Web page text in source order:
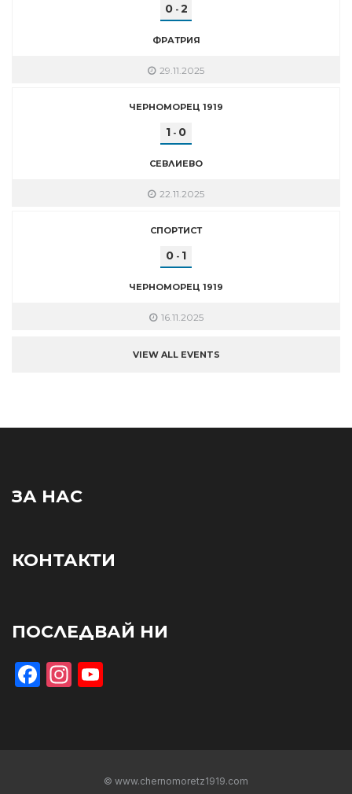
0- 2
ФРАТРИЯ
29.11.2025
ЧЕРНОМОРЕЦ 1919
1 - 0
СЕВЛИЕВО
22.11.2025
СПОРТИСТ
0 - 1
ЧЕРНОМОРЕЦ 1919
16.11.2025
VIEW ALL EVENTS
ЗА НАС
КОНТАКТИ
ПОСЛЕДВАЙ НИ
Facebook
Instagram
© www.chernomoretz1919.com